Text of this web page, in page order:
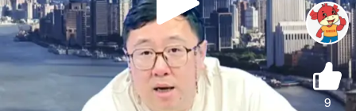
Play
Video
9